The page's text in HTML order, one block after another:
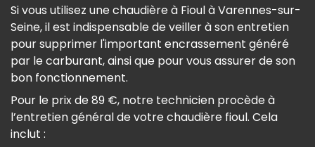
Si vous utilisez une chaudière à Fioul à Varennes-sur-
Seine, il est indispensable de veiller à son entretien
pour supprimer l'important encrassement généré
par le carburant, ainsi que pour vous assurer de son
bon fonctionnement.
Pour le prix de 89 €, notre technicien procède à
l’entretien général de votre chaudière fioul. Cela
inclut :